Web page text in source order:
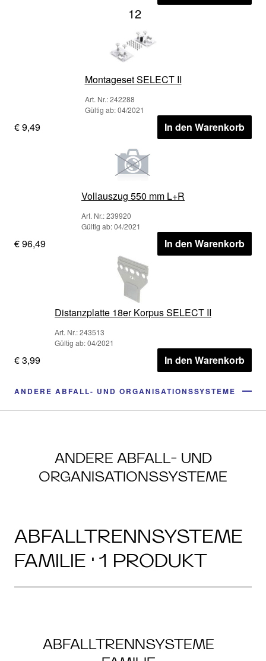
12
Montageset SELECT II
Art. Nr.: 242288
Gültig ab: 04/2021
€ 9,49 In den Warenkorb
Vollauszug 550 mm L+R
Art. Nr.: 239920
Gültig ab: 04/2021
€ 96,49 In den Warenkorb
Distanzplatte 18er Korpus SELECT II
Art. Nr.: 243513
Gültig ab: 04/2021
€ 3,99 In den Warenkorb
ANDERE ABFALL- UND ORGANISATIONSSYSTEME
ANDERE ABFALL- UND
ORGANISATIONSSYSTEME
ABFALLTRENNSYSTEME
FAMILIE · 1 PRODUKT
ABFALLTRENNSYSTEME